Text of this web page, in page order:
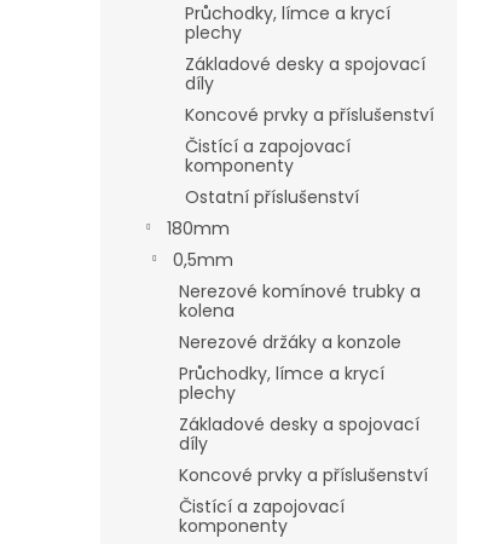
Průchodky, límce a krycí
plechy
Základové desky a spojovací
díly
Koncové prvky a příslušenství
Čistící a zapojovací
komponenty
Ostatní příslušenství
180mm
0,5mm
Nerezové komínové trubky a
kolena
Nerezové držáky a konzole
Průchodky, límce a krycí
plechy
Základové desky a spojovací
díly
Koncové prvky a příslušenství
Čistící a zapojovací
komponenty